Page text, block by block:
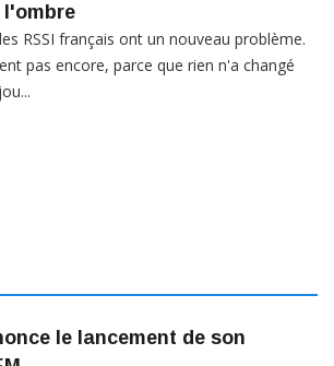
l'ombre
RSSI français ont un nouveau problème.
pas encore, parce que rien n'a changé
le lancement de son